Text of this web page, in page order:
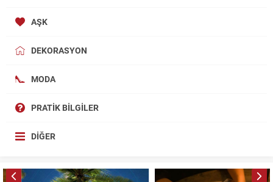
AŞK
DEKORASYON
MODA
PRATIK BILGILER
DIĞER